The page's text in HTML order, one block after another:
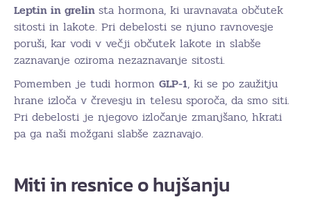
Leptin in grelin sta hormona, ki uravnavata občutek
sitosti in lakote. Pri debelosti se njuno ravnovesje
poruši, kar vodi v večji občutek lakote in slabše
zaznavanje oziroma nezaznavanje sitosti.
Pomemben je tudi hormon GLP-1, ki se po zaužitju
hrane izloča v črevesju in telesu sporoča, da smo siti.
Pri debelosti je njegovo izločanje zmanjšano, hkrati
pa ga naši možgani slabše zaznavajo.
Miti in resnice o hujšanju